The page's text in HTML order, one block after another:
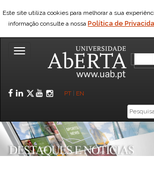
Este site utiliza cookies para melhorar a sua
informação consulte a nossa Política de
Toggle
Facebook
LinkedIn
Twitter
YouTube
Instagram
PT EN
Caixa
de
pesquisa